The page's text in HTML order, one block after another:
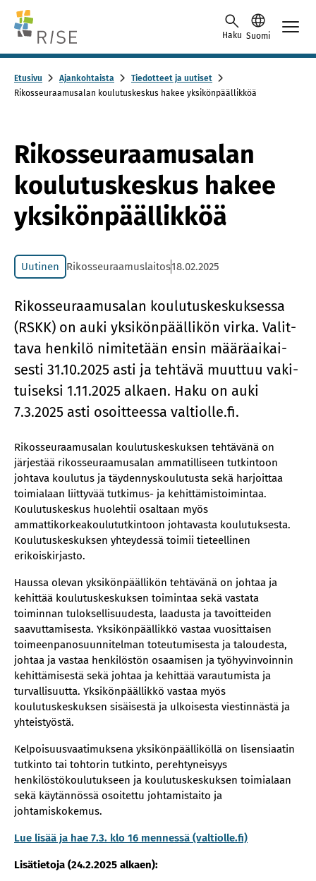
Skip to content -saavutettavuusohje
Haku Suomi
Etusivu Ajankohtaista
Tiedotteet ja uutiset
Rikosseuraamusalan koulutuskeskus hakee yksikönpäällikköä
Rikosseuraamusalan
koulutuskeskus hakee
yksikönpäällikköä
Uutinen Rikosseuraamuslaitos18.02.2025
Ri­kos­seu­raa­musa­lan kou­lu­tus­kes­kuk­ses­sa
(RSKK) on auki yk­si­kön­pääl­li­kön vir­ka. Va­lit­
ta­va hen­ki­lö ni­mi­te­tään en­sin mää­rä­ai­kai­
ses­ti 31.10.2025 asti ja teh­tä­vä muut­tuu va­ki­
tui­sek­si 1.11.2025 al­kaen. Haku on auki
7.3.2025 asti osoit­tees­sa val­tiol­le.fi.
Rikosseuraamusalan koulutuskeskuksen tehtävänä on
järjestää rikosseuraamusalan ammatilliseen tutkintoon
johtava koulutus ja täydennyskoulutusta sekä harjoittaa
toimialaan liittyvää tutkimus- ja kehittämistoimintaa.
Koulutuskeskus huolehtii osaltaan myös
ammattikorkeakoulututkintoon johtavasta koulutuksesta.
Koulutuskeskuksen yhteydessä toimii tieteellinen
erikoiskirjasto.
Haussa olevan yksikönpäällikön tehtävänä on johtaa ja
kehittää koulutuskeskuksen toimintaa sekä vastata
toiminnan tuloksellisuudesta, laadusta ja tavoitteiden
saavuttamisesta. Yksikönpäällikkö vastaa vuosittaisen
toimeenpanosuunnitelman toteutumisesta ja taloudesta,
johtaa ja vastaa henkilöstön osaamisen ja työhyvinvoinnin
kehittämisestä sekä johtaa ja kehittää varautumista ja
turvallisuutta. Yksikönpäällikkö vastaa myös
koulutuskeskuksen sisäisestä ja ulkoisesta viestinnästä ja
yhteistyöstä.
Kelpoisuusvaatimuksena yksikönpäälliköllä on lisensiaatin
tutkinto tai tohtorin tutkinto, perehtyneisyys
henkilöstökoulutukseen ja koulutuskeskuksen toimialaan
sekä käytännössä osoitettu johtamistaito ja
johtamiskokemus.
Lue lisää ja hae 7.3. klo 16 mennessä (valtiolle.fi)
Lisätietoja (24.2.2025 alkaen):